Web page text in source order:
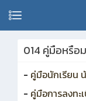
014 คู่มือหรือ
- คู่มือนักเรียน
- คู่มือการลงท